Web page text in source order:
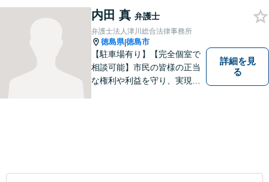
内田 真 弁護士
弁護士法人津川総合法律事務所
徳島県|徳島市
【駐車場有り】【完全個室で
相談可能】市民の皆様の正当
な権利や利益を守り、実現す
詳細を見
る